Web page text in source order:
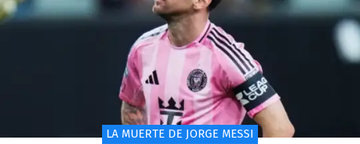
LA MUERTE DE JORGE MESSI